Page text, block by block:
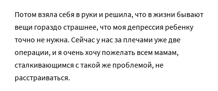
Потом взяла себя в руки и решила, что в жизни бывают
вещи гораздо страшнее, что моя депрессия ребенку
точно не нужна. Сейчас у нас за плечами уже две
операции, и я очень хочу пожелать всем мамам,
сталкивающимся с такой же проблемой, не
расстраиваться.